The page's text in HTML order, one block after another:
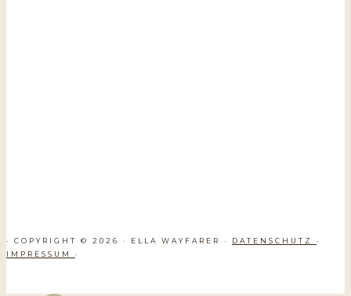
· COPYRIGHT © 2026 · ELLA WAYFARER · DATENSCHUTZ ·
IMPRESSUM ·